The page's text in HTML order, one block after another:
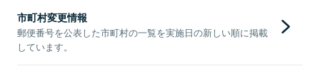
市町村変更情報
郵便番号を公表した市町村の一覧を実施日の新しい順に掲載
しています。